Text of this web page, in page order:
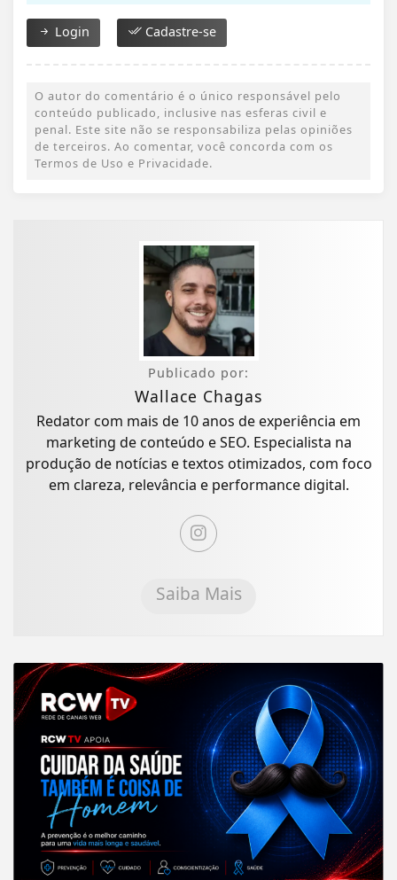
Login Cadastre-se
O autor do comentário é o único responsável pelo
conteúdo publicado, inclusive nas esferas civil e
penal. Este site não se responsabiliza pelas opiniões
de terceiros. Ao comentar, você concorda com os
Termos de Uso e Privacidade.
Publicado por:
Wallace Chagas
Redator com mais de 10 anos de experiência em
marketing de conteúdo e SEO. Especialista na
produção de notícias e textos otimizados, com foco
em clareza, relevância e performance digital.
Saiba Mais